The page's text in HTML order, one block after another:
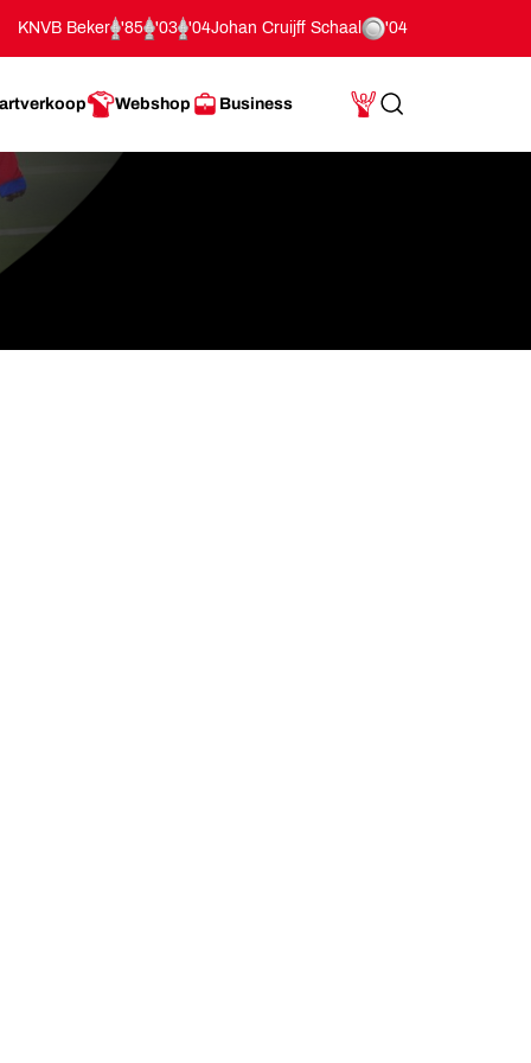
KNVB Beker '85 '03 '04Johan Cruijff Schaal '04
Webshop Business
Mijn Account
Search